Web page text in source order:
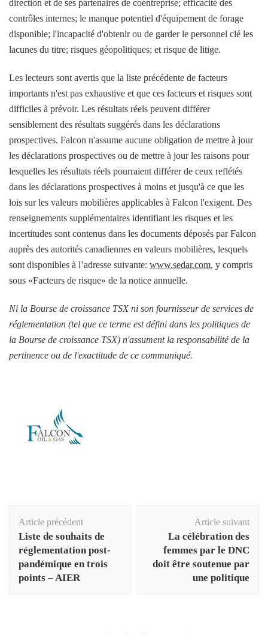
direction et de ses partenaires de coentreprise; efficacité des
contrôles internes; le manque potentiel d'équipement de forage
disponible; l'incapacité d'obtenir ou de garder le personnel clé les
lacunes du titre; risques géopolitiques; et risque de litige.
Les lecteurs sont avertis que la liste précédente de facteurs
importants n'est pas exhaustive et que ces facteurs et risques sont
difficiles à prévoir. Les résultats réels peuvent différer
sensiblement des résultats suggérés dans les déclarations
prospectives. Falcon n'assume aucune obligation de mettre à jour
les déclarations prospectives ou de mettre à jour les raisons pour
lesquelles les résultats réels pourraient différer de ceux reflétés
dans les déclarations prospectives à moins et jusqu'à ce que les
lois sur les valeurs mobilières applicables à Falcon l'exigent. Des
renseignements supplémentaires identifiant les risques et les
incertitudes sont contenus dans les documents déposés par Falcon
auprès des autorités canadiennes en valeurs mobilières, lesquels
sont disponibles à l’adresse suivante: www.sedar.com, y compris
sous «Facteurs de risque» de la notice annuelle.
Ni la Bourse de croissance TSX ni son fournisseur de services de
réglementation (tel que ce terme est défini dans les politiques de
la Bourse de croissance TSX) n'assument la responsabilité de la
pertinence ou de l'exactitude de ce communiqué.
d'article
Article précédent
Liste de souhaits de
réglementation post-
pandémique en trois
points – AIER
Article suivant
La célébration des
femmes par le DNC
doit être soutenue par
une politique